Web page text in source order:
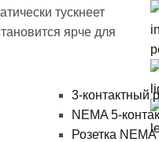
3-контактный
NEMA 5-
Розетка
тускнеет
ярче для